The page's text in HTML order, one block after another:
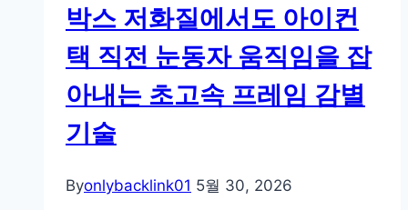
률
적
프
레
션
의
자
동
진
험:
박스 저화질에서도 아이컨
택 직전 눈동자 움직임을 잡
아내는 초고속 프레임 감별
기술
Byonlybacklink01 5월 30, 2026